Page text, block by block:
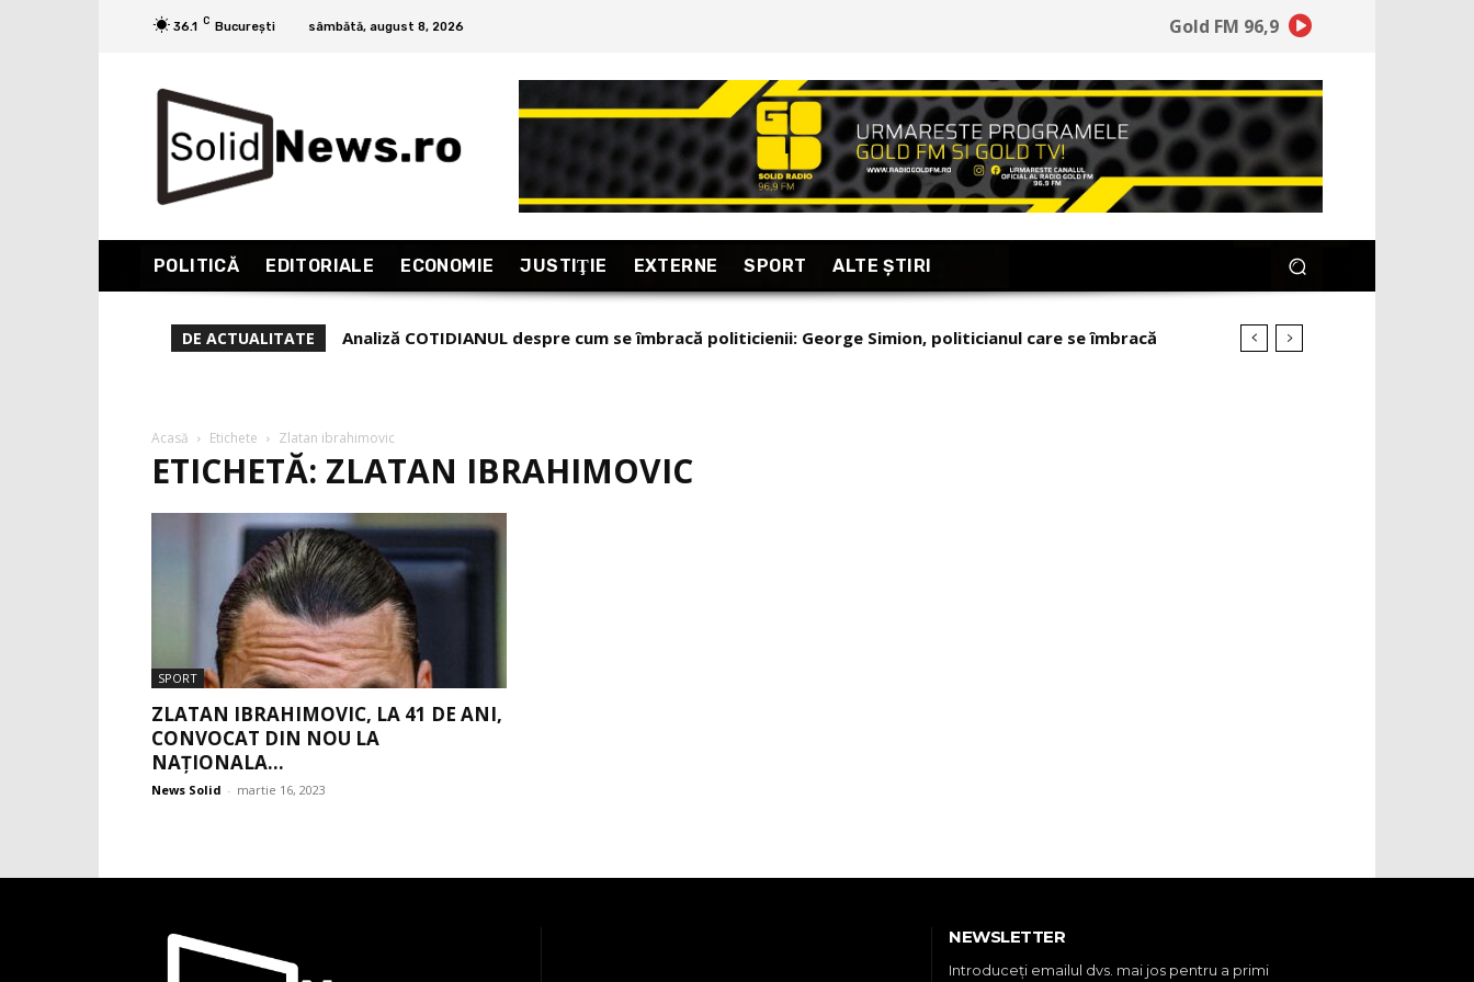
36.1 C București sâmbătă, august 8, 2026 Gold FM 96,9
POLITICĂ EDITORIALE ECONOMIE JUSTIŢIE EXTERNE SPORT ALTE ŞTIRI
DE ACTUALITATE
Analiză COTIDIANUL despre cum se îmbracă politicienii: George Simion, politicianul care se îmbracă
Dan Diaconu: De ce românul nu se revoltă? ”Femeia nisipurilor”
Acasă Etichete Zlatan ibrahimovic
ETICHETĂ: ZLATAN IBRAHIMOVIC
SPORT
ZLATAN IBRAHIMOVIC, LA 41 DE ANI,
CONVOCAT DIN NOU LA
NAŢIONALA...
News Solid - martie 16, 2023
NEWSLETTER
Introduceţi emailul dvs. mai jos pentru a primi